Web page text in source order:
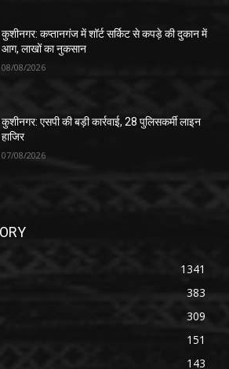
कुशीनगर: कप्तानगंज में शॉर्ट सर्किट से कपड़े की दुकान में
आग, लाखों का नुकसान
08/08/2026
कुशीनगर: एसपी की बड़ी कार्रवाई, 28 पुलिसकर्मी लाइन
हाजिर
07/08/2026
1341
383
309
151
143